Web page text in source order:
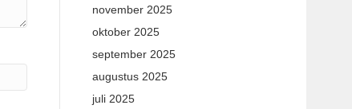
november 2025
oktober 2025
september 2025
augustus 2025
juli 2025